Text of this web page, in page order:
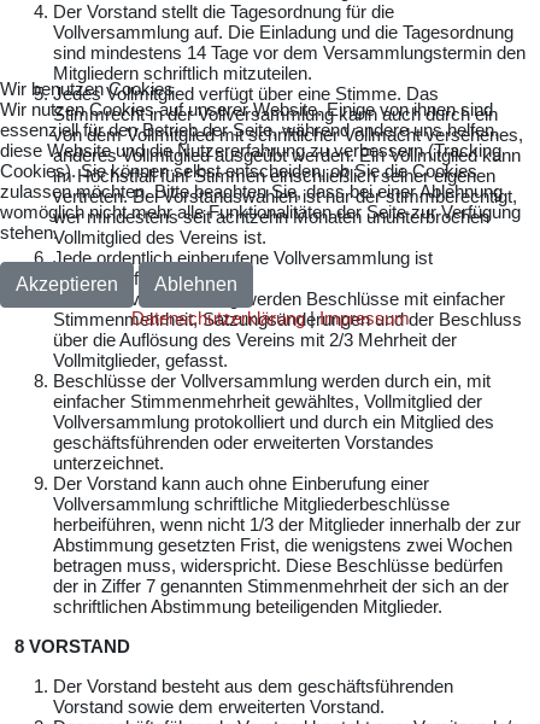
Der Vorstand stellt die Tagesordnung für die
Vollversammlung auf. Die Einladung und die Tagesordnung
sind mindestens 14 Tage vor dem Versammlungstermin den
Mitgliedern schriftlich mitzuteilen.
Jedes Vollmitglied verfügt über eine Stimme. Das
Stimmrecht in der Vollversammlung kann auch durch ein
von dem Vollmitglied mit schriftlicher Vollmacht versehenes,
anderes Vollmitglied ausgeübt werden. Ein Vollmitglied kann
im Höchstfall fünf Stimmen einschließlich seiner eigenen
vertreten. Bei Vorstandswahlen ist nur der stimmberechtigt,
wer mindestens seit achtzehn Monaten ununterbrochen
Vollmitglied des Vereins ist.
Jede ordentlich einberufene Vollversammlung ist
beschlussfähig.
In der Vollversammlung werden Beschlüsse mit einfacher
Stimmenmehrheit, Satzungsänderungen und der Beschluss
über die Auflösung des Vereins mit 2/3 Mehrheit der
Vollmitglieder, gefasst.
Beschlüsse der Vollversammlung werden durch ein, mit
einfacher Stimmenmehrheit gewähltes, Vollmitglied der
Vollversammlung protokolliert und durch ein Mitglied des
geschäftsführenden oder erweiterten Vorstandes
unterzeichnet.
Der Vorstand kann auch ohne Einberufung einer
Vollversammlung schriftliche Mitgliederbeschlüsse
herbeiführen, wenn nicht 1/3 der Mitglieder innerhalb der zur
Abstimmung gesetzten Frist, die wenigstens zwei Wochen
betragen muss, widerspricht. Diese Beschlüsse bedürfen
der in Ziffer 7 genannten Stimmenmehrheit der sich an der
schriftlichen Abstimmung beteiligenden Mitglieder.
8 VORSTAND
Der Vorstand besteht aus dem geschäftsführenden
Vorstand sowie dem erweiterten Vorstand.
Wir benutzen Cookies
Wir nutzen Cookies auf unserer Website. Einige von ihnen sind
essenziell für den Betrieb der Seite, während andere uns helfen,
diese Website und die Nutzererfahrung zu verbessern (Tracking
Cookies). Sie können selbst entscheiden, ob Sie die Cookies
zulassen möchten. Bitte beachten Sie, dass bei einer Ablehnung
womöglich nicht mehr alle Funktionalitäten der Seite zur Verfügung
stehen.
Akzeptieren
Ablehnen
Datenschutzerklärung|Impressum